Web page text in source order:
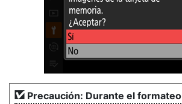
Precaución: Durante el formateo